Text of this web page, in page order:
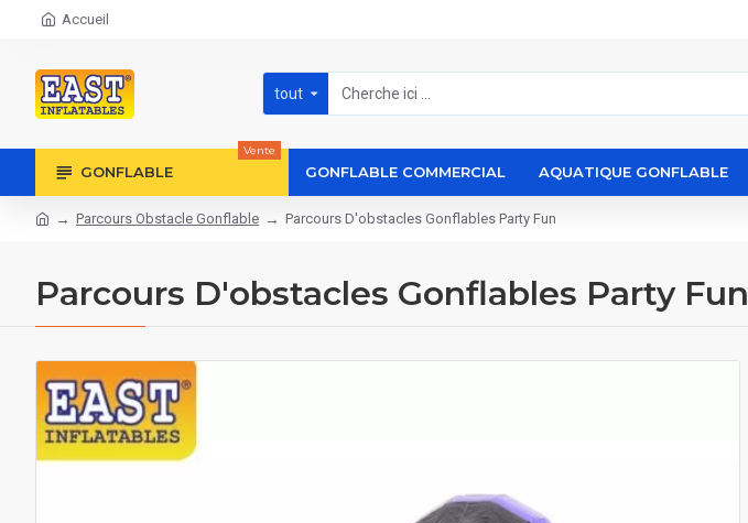
Accueil
tout
GONFLABLE
Vente
GONFLABLE COMMERCIAL AQUATIQUE GONFLABLE
Parcours Obstacle Gonflable Parcours D'obstacles Gonflables Party Fun
Parcours D'obstacles Gonflables Party Fun